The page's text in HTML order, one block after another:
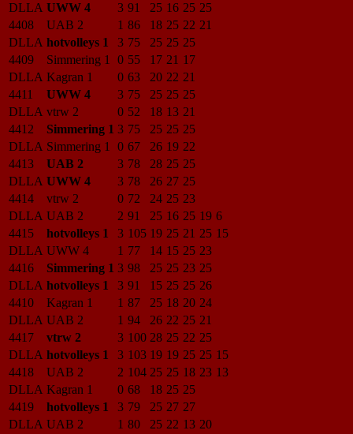
DLLA UWW 4 3 91 25 16 25 25
4408
UAB 2 1 86 18 25 22 21
DLLA hotvolleys 1 3 75 25 25 25
4409
Simmering 1 0 55 17 21 17
DLLA Kagran 1 0 63 20 22 21
4411
UWW 4 3 75 25 25 25
DLLA vtrw 2 0 52 18 13 21
4412
Simmering 1 3 75 25 25 25
DLLA Simmering 1 0 67 26 19 22
4413
UAB 2 3 78 28 25 25
DLLA UWW 4 3 78 26 27 25
4414
vtrw 2 0 72 24 25 23
DLLA UAB 2 2 91 25 16 25 19 6
4415
hotvolleys 1 3 105 19 25 21 25 15
DLLA UWW 4 1 77 14 15 25 23
4416
Simmering 1 3 98 25 25 23 25
DLLA hotvolleys 1 3 91 15 25 25 26
4410
Kagran 1 1 87 25 18 20 24
DLLA UAB 2 1 94 26 22 25 21
4417
vtrw 2 3 100 28 25 22 25
DLLA hotvolleys 1 3 103 19 19 25 25 15
4418
UAB 2 2 104 25 25 18 23 13
DLLA Kagran 1 0 68 18 25 25
4419
hotvolleys 1 3 79 25 27 27
DLLA UAB 2 1 80 25 22 13 20